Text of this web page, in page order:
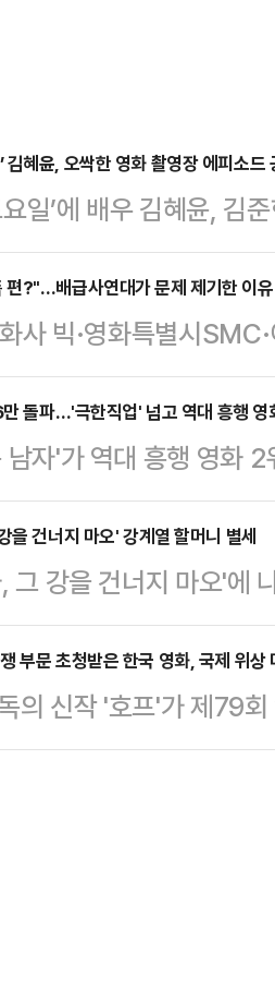
김혜윤, 오싹한 영화 촬영장 에피소드
요일’에 배우 김혜윤, 김
그램 ‘놀라운 토요일’(
김준한이 출연한다.또
이 스페셜 엠씨로 함께
한 출연진 중 한 명에
영화 촬영장 괴담을
쓰에서는 출연진이 역
편?"…배급사연대가 문제 제기한 이
사 빅·영화특별시
주요 배급사가 참여한
대한 문제 제기에 나섰
으로 설계되면서 제작·
는 입장이다. 배급사연
’ 확대 등 정책 전반에
표명은 특정 정책 하
…
돌파…'극한직업' 넘고 역대 흥행 영
남자'가 역대 흥행 영화
왕과 사는 남자'는 개봉
록했다.이로써 '왕과
명)의 최종 관객수를 넘
민국 역대 박스오피스
명)이다. '왕과 사는 남
처한 촌장과 왕위에서
을 건너지 마오' 강계열 할머니 별세
그 강을 건너지 마오'에
일 '님아, 그 강을 건너
"영화 주인공 강계열
강원 평창에서 태어나
씨와 결혼했다.2010
부문 초청받은 한국 영화, 국제 위
의 신작 '호프'가 제79
박찬욱 감독의 '헤어질